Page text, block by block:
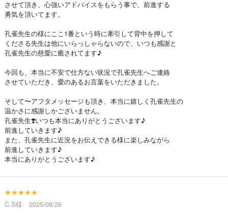
させて頂き、心強いアドバイスをもらう事で、前進する
勇気を頂いてます。
孔雀先生の様にここ1番という時に牽引して背中を押して
くださる先生は他にいらっしゃらないので、いつも感謝と
孔雀先生の慈愛に癒されてます♪
今回も、本当に不安で仕方ない状況で孔雀先生へご連絡
させていただき、愛のあるお言葉をいただきました。
そして〜アフタメッセージも頂き、本当に嬉しく孔雀先生の
温かさに感謝しかございません。
孔雀先生❣️いつも本当にありがとうございます♪
前進していきます♪
また、孔雀先生に近況をお伝えできる様に楽しみながら
前進していきます♪
本当にありがとうございます♪
★★★★★
C.S様 2025/08/26